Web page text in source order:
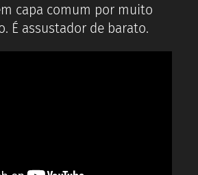
capa comum por muito
É assustador de barato.